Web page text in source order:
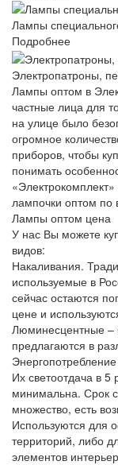
Лампы
Подробнее
Электропатроны,
Лампы оптом в
частные лица для
на улице было
огромное
приборов, чтобы
понимать
лампочки оптом по
Лампы оптом цена
У нас Вы можете
видов:
Накаливания.
используемые в
сейчас остаются
цене и
Люминесцентные
предлагаются в
Их светоотдача в
минимальна. Срок
множество, есть
Используются для
территорий, либо
элементов